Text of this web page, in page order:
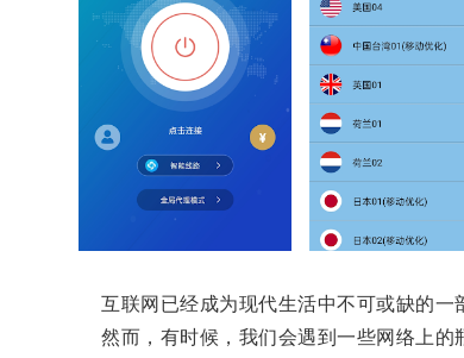
互联网已经成为现代生活中不可或缺的一
然而，有时候，我们会遇到一些网络上的